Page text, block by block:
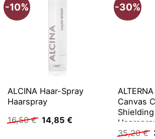
-10%
ALCINA Haar-Spray
Haarspray
16,50€ Ursprünglicher
Preis
14,85 €Aktueller
-30%
Canvas
35,20€